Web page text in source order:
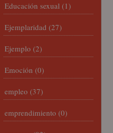
Educación sexual (1)
Ejemplaridad (27)
Ejemplo (2)
Emoción (0)
empleo (37)
emprendimiento (0)